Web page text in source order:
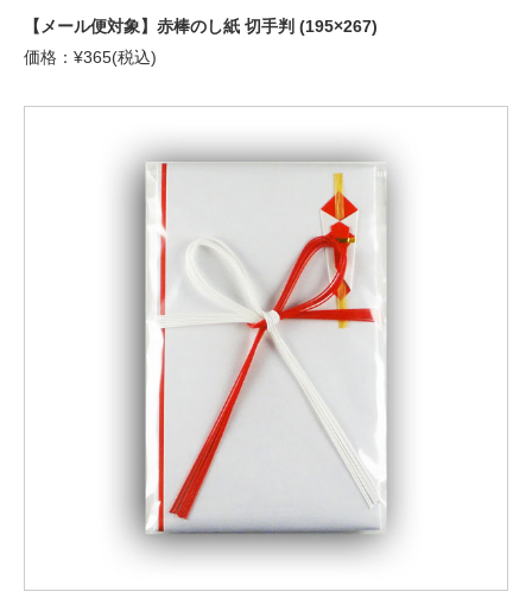
【メール便対象】赤棒のし紙 切手判 (195×267)
価格：¥365(税込)